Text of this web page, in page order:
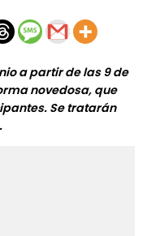
a partir de las 9 de
novedosa, que
Se tratarán